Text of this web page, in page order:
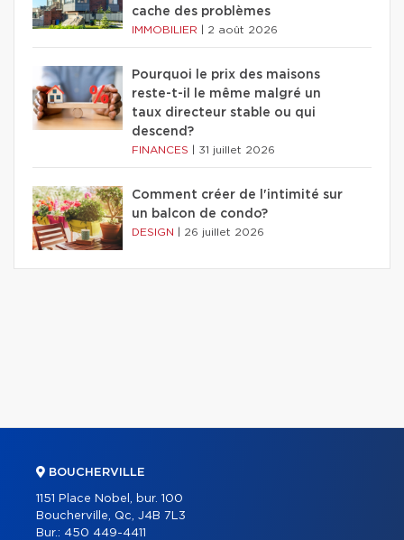
cache des problèmes
IMMOBILIER 2 août 2026
Pourquoi le prix des maisons
reste-t-il le même malgré un
taux directeur stable ou qui
descend?
FINANCES 31 juillet 2026
Comment créer de l'intimité sur
un balcon de condo?
DESIGN 26 juillet 2026
BOUCHERVILLE
1151 Place Nobel, bur. 100
Boucherville, Qc, J4B 7L3
Bur.: 450 449-4411